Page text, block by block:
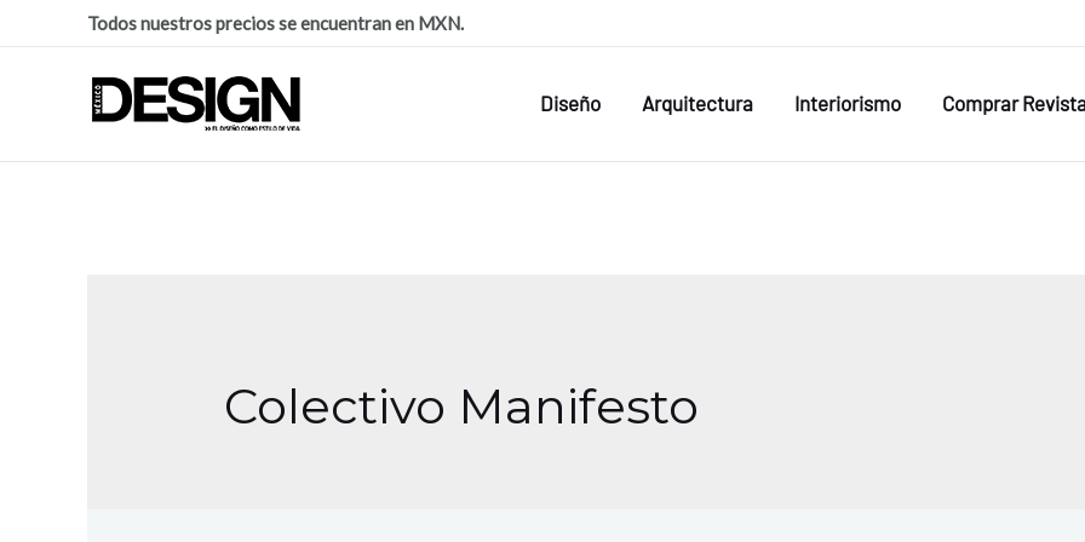
Todos nuestros precios se encuentran en MXN.
Diseño Arquitectura Interiorismo Comprar
Colectivo Manifesto